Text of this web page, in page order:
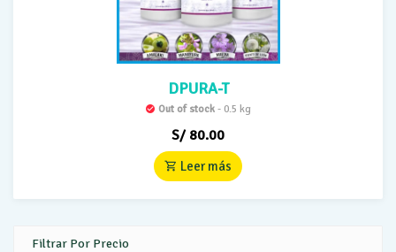
Filtrar Por Precio
DPURA-T
Out of stock - 0.5 kg
S/80.00
Leer más